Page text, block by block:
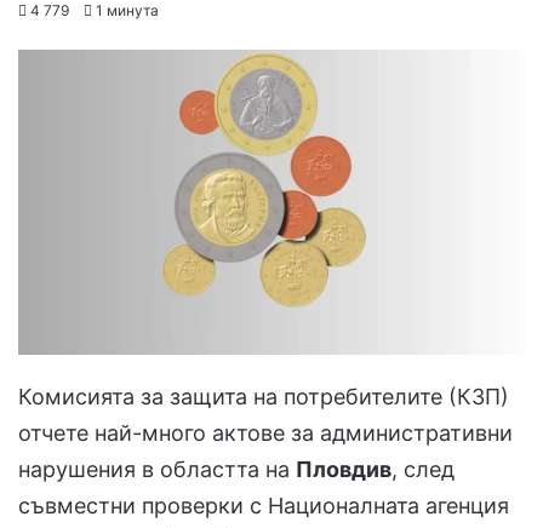
4 779 1 минута
Комисията за защита на потребителите (КЗП)
отчете най-много актове за административни
нарушения в областта на Пловдив, след
съвместни проверки с Националната агенция